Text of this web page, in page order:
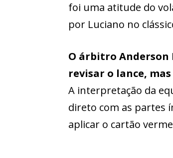
foi uma atitude do
por Luciano no
O árbitro Anderson
revisar o lance,
A interpretação da
direto com as partes
aplicar o cartão